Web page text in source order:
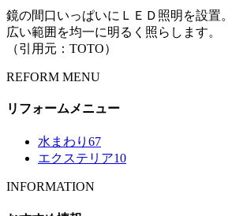
鏡の間口いっぱいにＬＥＤ照明を設置。
広い範囲を均一に明るく照らします。
（引用元：TOTO）
REFORM MENU
リフォームメニュー
水まわり 67
エクステリア10
INFORMATION